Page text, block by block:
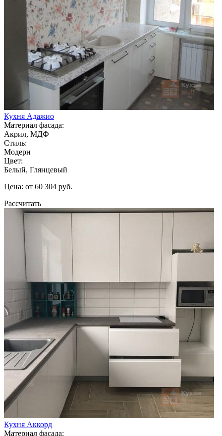
Кухня Адажио
Материал фасада:
Акрил, МДФ
Стиль:
Модерн
Цвет:
Белый, Глянцевый
Цена: от 60 304 руб.
Рассчитать
Кухня Аккорд
Материал фасада: